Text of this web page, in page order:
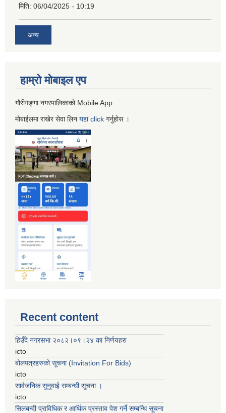
मिति: 06/04/2025 - 10:19
अन्य
हाम्रो माेबाइल एप
गौरीगङ्गा नगरपालिकाको Mobile App
मोबाईलमा राखेर सेवा लिन यहाclick गर्नुहाेस ।
Recent content
हिउँदे नगरसभा २०८२।०९।२४ का निर्णयहरु
icto
बोलपत्रहरुको सूचना (Invitation For Bids)
icto
सार्वजनिक सुनुवाई सम्बन्धी सूचना ।
icto
सिलबन्दी प्राविधिक र आर्थिक प्रस्ताव पेश गर्ने सम्बन्धि सूचना